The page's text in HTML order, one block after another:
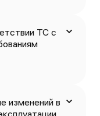
ТС с
изменений в